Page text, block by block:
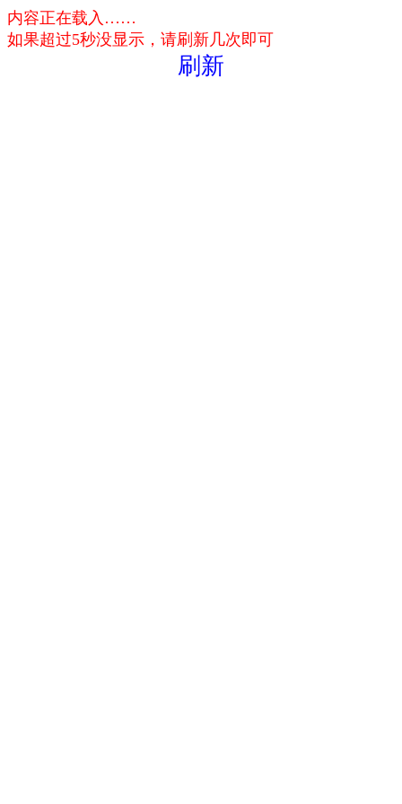
内容正在载入……
如果超过5秒没显示，请刷新几次即可
刷新